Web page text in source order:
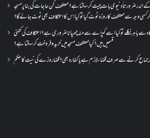
ضرورتاً دنیوی بات چیت کر سکتا ہے؟معتکف کن حاجات کی بنا پر مسجد
وجہ سے معتکف کا روزہ ٹوٹ گیا تو کیا اس کا اعتکاف بھی ٹوٹ جائے گا؟
سے باہر نکلے تو کیا اسے کپڑے سے منہ چھپانا ضروری ہے؟اعتکاف کی کتنی
قسمیں ہیں؟کیا معتکف مسجد میں خرید و فروخت کر سکتا ہے؟
جماع کرنے سے صرف قضاء لازم ہے یا کفارہ بھی؟ قضا روزے کی نیت کا حکم